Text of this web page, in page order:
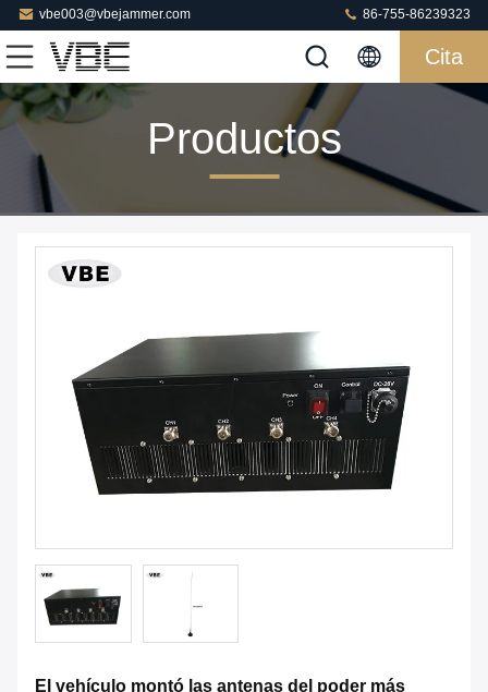
vbe003@vbejammer.com 86-755-86239323
Cita
Productos
El vehículo montó las antenas del poder más